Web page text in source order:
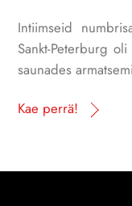
Intiimseid
Sankt-Peterburg
saunades
Kae perrä!